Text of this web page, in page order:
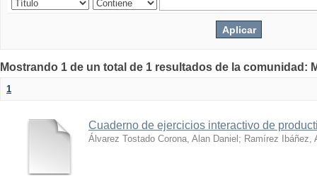
Mostrando 1 de un total de 1 resultados de la comunidad:
1
Cuaderno de ejercicios interactivo de
Álvarez Tostado Corona, Alan Daniel ; Ramírez Ibáñez,